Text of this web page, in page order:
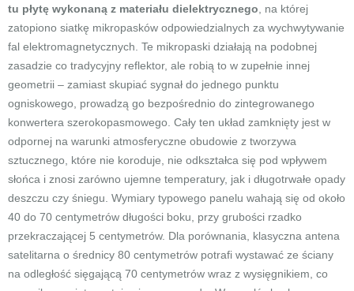
tu płytę wykonaną z materiału dielektrycznego , na której
zatopiono siatkę mikropasków odpowiedzialnych za wychwytywanie
fal elektromagnetycznych. Te mikropaski działają na podobnej
zasadzie co tradycyjny reflektor, ale robią to w zupełnie innej
geometrii – zamiast skupiać sygnał do jednego punktu
ogniskowego, prowadzą go bezpośrednio do zintegrowanego
konwertera szerokopasmowego. Cały ten układ zamknięty jest w
odpornej na warunki atmosferyczne obudowie z tworzywa
sztucznego, które nie koroduje, nie odkształca się pod wpływem
słońca i znosi zarówno ujemne temperatury, jak i długotrwałe opady
deszczu czy śniegu. Wymiary typowego panelu wahają się od około
40 do 70 centymetrów długości boku, przy grubości rzadko
przekraczającej 5 centymetrów. Dla porównania, klasyczna antena
satelitarna o średnicy 80 centymetrów potrafi wystawać ze ściany
na odległość sięgającą 70 centymetrów wraz z wysięgnikiem, co